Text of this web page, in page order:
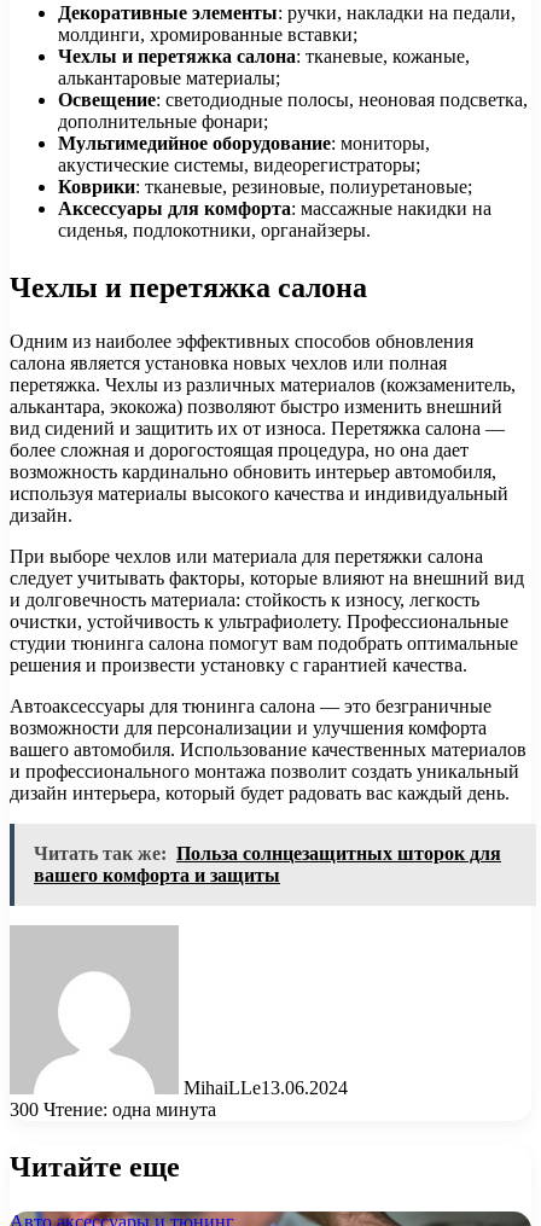
Декоративные элементы: ручки, накладки на педали,
молдинги, хромированные вставки;
Чехлы и перетяжка салона: тканевые, кожаные,
алькантаровые материалы;
Освещение: светодиодные полосы, неоновая подсветка,
дополнительные фонари;
Мультимедийное оборудование: мониторы,
акустические системы, видеорегистраторы;
Коврики: тканевые, резиновые, полиуретановые;
Аксессуары для комфорта: массажные накидки на
сиденья, подлокотники, органайзеры.
Чехлы и перетяжка салона
Одним из наиболее эффективных способов обновления
салона является установка новых чехлов или полная
перетяжка. Чехлы из различных материалов (кожзаменитель,
алькантара, экокожа) позволяют быстро изменить внешний
вид сидений и защитить их от износа. Перетяжка салона —
более сложная и дорогостоящая процедура, но она дает
возможность кардинально обновить интерьер автомобиля,
используя материалы высокого качества и индивидуальный
дизайн.
При выборе чехлов или материала для перетяжки салона
следует учитывать факторы, которые влияют на внешний вид
и долговечность материала: стойкость к износу, легкость
очистки, устойчивость к ультрафиолету. Профессиональные
студии тюнинга салона помогут вам подобрать оптимальные
решения и произвести установку с гарантией качества.
Автоаксессуары для тюнинга салона — это безграничные
возможности для персонализации и улучшения комфорта
вашего автомобиля. Использование качественных материалов
и профессионального монтажа позволит создать уникальный
дизайн интерьера, который будет радовать вас каждый день.
Читать так же: Польза солнцезащитных шторок для
вашего комфорта и защиты
MihaiLLe13.06.2024
300 Чтение: одна минута
Читайте еще